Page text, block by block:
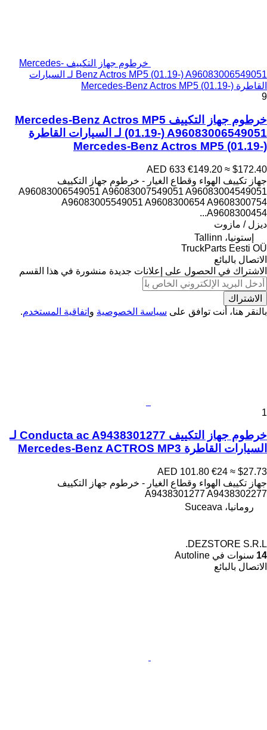
خرطوم جهاز التكييف Mercedes-
Benz Actros MP5 (01.19-) A96083006549051 لـ السيارات
القاطرة Mercedes-Benz Actros MP5 (01.19-)
9
خرطوم جهاز التكييف Mercedes-Benz Actros MP5
(01.19-) A96083006549051 لـ السيارات القاطرة
Mercedes-Benz Actros MP5 (01.19-)
AED 633 €149.20 ≈ $172.40
جهاز تكييف الهواء وقطاع الغيار - خرطوم جهاز التكييف
A96083006549051 A96083007549051 A96083004549051
A96083005549051 A9608300654 A9608300754
A9608300454...
ديزل / مازوت
إستونيا، Tallinn
TruckParts Eesti OÜ
الاتصال بالبائع
الاشتراك في الحصول على إعلانات جديدة منشورة في هذا القسم
الاشتراك
بالنقر هنا، أنت توافق على سياسة الخصوصية و اتفاقية المستخدم.
1
خرطوم جهاز التكييف Conducta ac A9438301277 لـ
السيارات القاطرة Mercedes-Benz ACTROS MP3
AED 101.80 €24 ≈ $27.73
جهاز تكييف الهواء وقطاع الغيار - خرطوم جهاز التكييف
A9438301277 A9438302277
رومانيا، Suceava
DEZSTORE S.R.L.
14 سنوات في Autoline
الاتصال بالبائع